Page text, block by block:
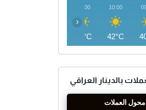
10:00
42°C
11:00
44°C
‹
بالدينار العراقي